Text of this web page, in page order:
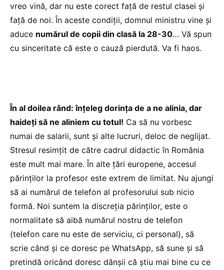
vreo vină, dar nu este corect față de restul clasei și
față de noi. În aceste condiții, domnul ministru vine și
aduce numărul de copii din clasă la 28-30… Vă spun
cu sinceritate că este o cauză pierdută. Va fi haos.
În al doilea rând: înțeleg dorința de a ne alinia, dar
haideți să ne aliniem cu totul! Ca să nu vorbesc
numai de salarii, sunt și alte lucruri, deloc de neglijat.
Stresul resimțit de către cadrul didactic în România
este mult mai mare. În alte țări europene, accesul
părinților la profesor este extrem de limitat. Nu ajungi
să ai numărul de telefon al profesorului sub nicio
formă. Noi suntem la discreția părinților, este o
normalitate să aibă numărul nostru de telefon
(telefon care nu este de serviciu, ci personal), să
scrie când și ce doresc pe WhatsApp, să sune și să
pretindă oricând doresc dânșii că știu mai bine cu ce